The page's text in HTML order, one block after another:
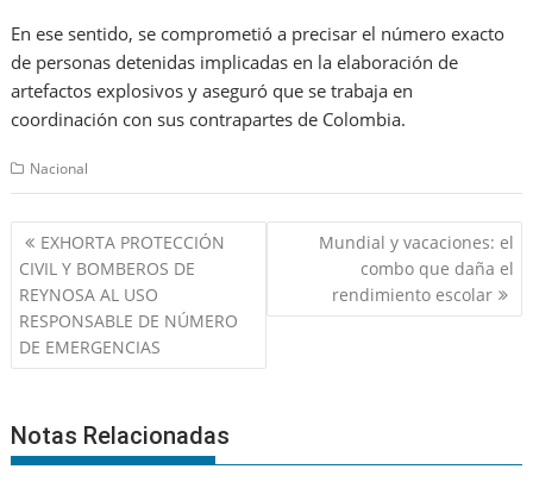
En ese sentido, se comprometió a precisar el número exacto
de personas detenidas implicadas en la elaboración de
artefactos explosivos y aseguró que se trabaja en
coordinación con sus contrapartes de Colombia.
Nacional
Navegación
de
entradas
EXHORTA PROTECCIÓN
CIVIL Y BOMBEROS DE
REYNOSA AL USO
RESPONSABLE DE NÚMERO
DE EMERGENCIAS
Mundial y vacaciones: el
combo que daña el
rendimiento escolar
Notas Relacionadas